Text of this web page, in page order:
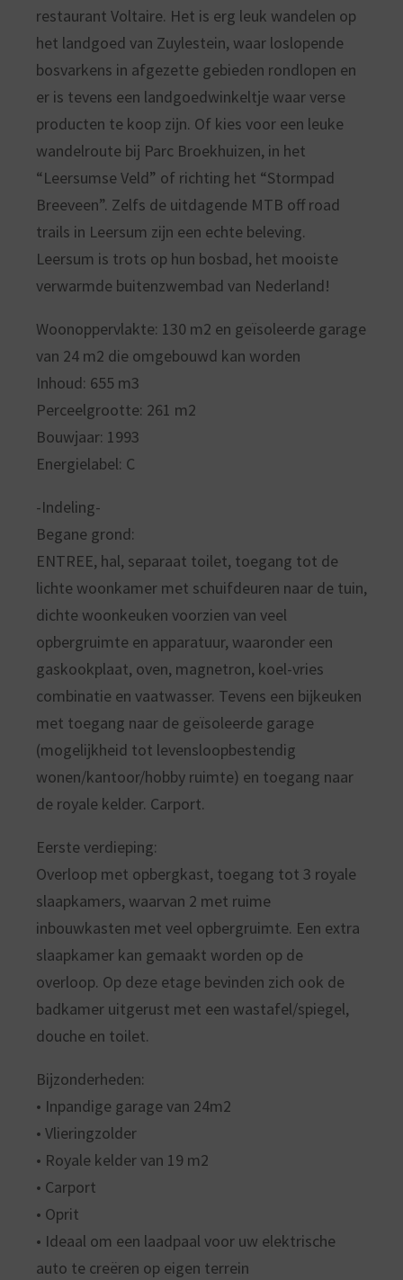
restaurant Voltaire. Het is erg leuk wandelen op
het landgoed van Zuylestein, waar loslopende
bosvarkens in afgezette gebieden rondlopen en
er is tevens een landgoedwinkeltje waar verse
producten te koop zijn. Of kies voor een leuke
wandelroute bij Parc Broekhuizen, in het
“Leersumse Veld” of richting het “Stormpad
Breeveen”. Zelfs de uitdagende MTB off road
trails in Leersum zijn een echte beleving.
Leersum is trots op hun bosbad, het mooiste
verwarmde buitenzwembad van Nederland!
Woonoppervlakte: 130 m2 en geïsoleerde garage
van 24 m2 die omgebouwd kan worden
Inhoud: 655 m3
Perceelgrootte: 261 m2
Bouwjaar: 1993
Energielabel: C
-Indeling-
Begane grond:
ENTREE, hal, separaat toilet, toegang tot de
lichte woonkamer met schuifdeuren naar de tuin,
dichte woonkeuken voorzien van veel
opbergruimte en apparatuur, waaronder een
gaskookplaat, oven, magnetron, koel-vries
combinatie en vaatwasser. Tevens een bijkeuken
met toegang naar de geïsoleerde garage
(mogelijkheid tot levensloopbestendig
wonen/kantoor/hobby ruimte) en toegang naar
de royale kelder. Carport.
Eerste verdieping:
Overloop met opbergkast, toegang tot 3 royale
slaapkamers, waarvan 2 met ruime
inbouwkasten met veel opbergruimte. Een extra
slaapkamer kan gemaakt worden op de
overloop. Op deze etage bevinden zich ook de
badkamer uitgerust met een wastafel/spiegel,
douche en toilet.
Bijzonderheden:
• Inpandige garage van 24m2
• Vlieringzolder
• Royale kelder van 19 m2
• Carport
• Oprit
• Ideaal om een laadpaal voor uw elektrische
auto te creëren op eigen terrein